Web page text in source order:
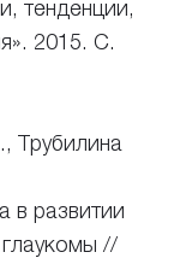
тенденции,
2015. С.
Трубилина
в развитии
//